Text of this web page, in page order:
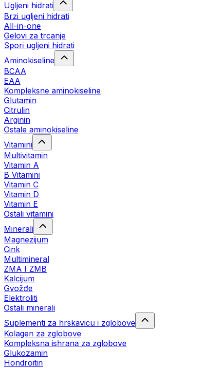
Ugljeni hidrati
Brzi ugljeni hidrati
All-in-one
Gelovi za trcanje
Spori ugljeni hidrati
Aminokiseline
BCAA
ЕАА
Kompleksne aminokiseline
Glutamin
Citrulin
Arginin
Ostale aminokiseline
Vitamini
Multivitamin
Vitamin A
B Vitamini
Vitamin C
Vitamin D
Vitamin E
Ostali vitamini
Minerali
Magnezijum
Cink
Multimineral
ZMA I ZMB
Kalcijum
Gvožđe
Elektroliti
Ostali minerali
Suplementi za hrskavicu i zglobove
Kolagen za zglobove
Kompleksna ishrana za zglobove
Glukozamin
Hondroitin